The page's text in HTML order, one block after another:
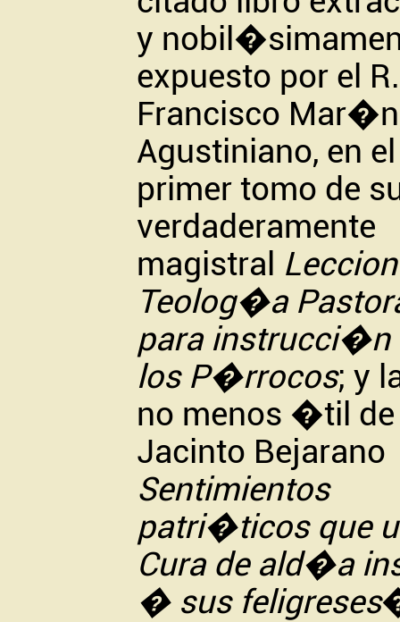
y
expuesto por el
Francisco
Agustiniano, en el
primer tomo de
verdaderamente
magistral
Teolog�a
para instrucci�n
los P�rrocos; y
no menos �til de
Jacinto Bejarano
Sentimientos
patri�ticos que
Cura de ald�a
� sus feligreses